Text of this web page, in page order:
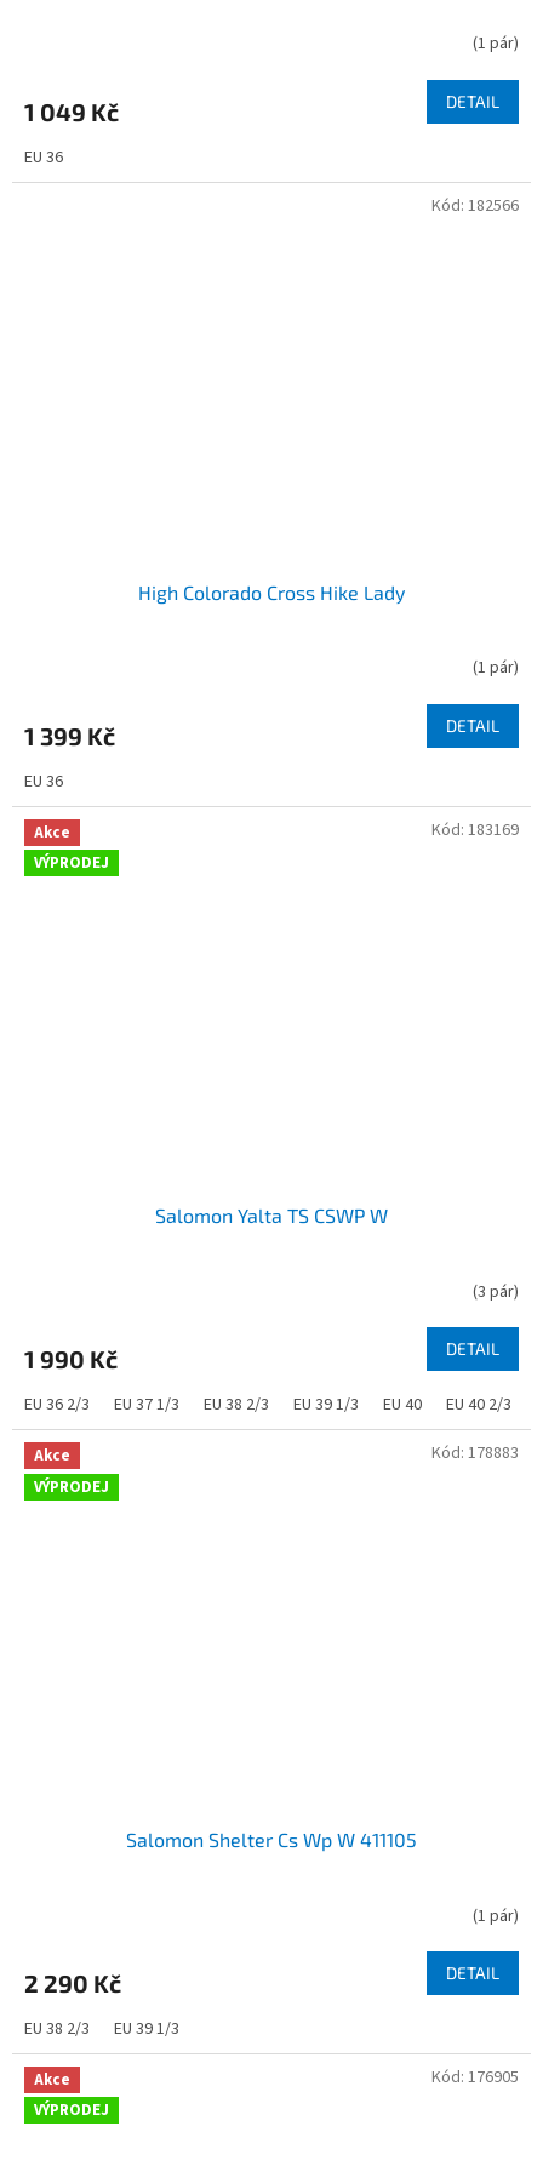
(1 pár)
1 049 Kč DETAIL
EU 36
High Colorado Cross Hike Lady
(1 pár)
1 399 Kč DETAIL
EU 36
Kód: 182566
Akce
VÝPRODEJ
Salomon Yalta TS CSWP W
(3 pár)
1 990 Kč DETAIL
EU 36 2/3 EU 37 1/3 EU 38 2/3 EU 39 1/3 EU 40 EU 40 2/3
Kód: 183169
Akce
VÝPRODEJ
Salomon Shelter Cs Wp W 411105
(1 pár)
2 290 Kč DETAIL
EU 38 2/3 EU 39 1/3
Kód: 178883
Akce
VÝPRODEJ
Kód: 176905